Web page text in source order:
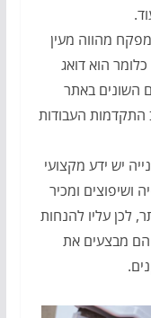
מהווה מעין
הוא דואג
השונים באתר
התקדמות העבודות
יש ידע מקצועי
ושיפוצים ומכיר
לכן עליו להנחות
הם מבצעים את